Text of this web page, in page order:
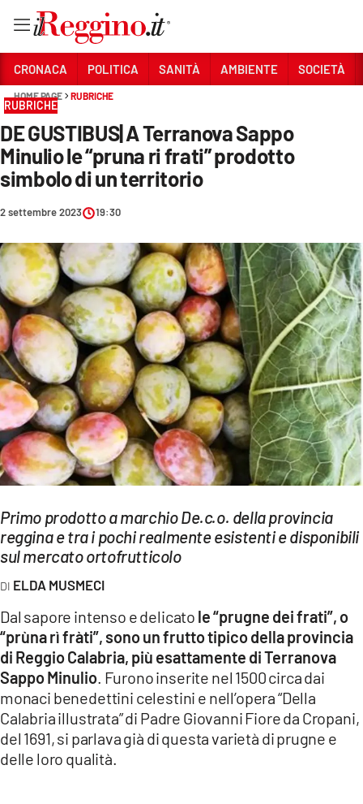
Sezioni
CRONACA
POLITICA
SANITÀ
AMBIENTE
SOCIETÀ
CULTURA
ECONOMIA E LAVORO
EVENTI
SPORT
Streaming
LAC NETWORK
LAC ONAIR
Network
LACPLAY.IT
LACTV.IT
LACONAIR.IT
LACITYMAG.IT
CRONACA POLITICA SANITÀ AMBIENTE SOCIETÀ
HOME PAGE RUBRICHE
RUBRICHE
DE GUSTIBUS| A Terranova Sappo
Minulio le “pruna ri frati” prodotto
simbolo di un territorio
2 settembre 2023 19:30
Primo prodotto a marchio De.c.o. della provincia
reggina e tra i pochi realmente esistenti e disponibili
sul mercato ortofrutticolo
ELDA MUSMECI
Dal sapore intenso e delicato le “prugne dei frati”, o
“prùna rì fràti”, sono un frutto tipico della provincia
di Reggio Calabria, più esattamente di Terranova
Sappo Minulio . Furono inserite nel 1500 circa dai
monaci benedettini celestini e nell’opera “Della
Calabria illustrata” di Padre Giovanni Fiore da Cropani,
del 1691, si parlava già di questa varietà di prugne e
delle loro qualità.